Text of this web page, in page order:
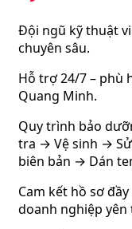
Đội ngũ kỹ thuật
chuyên sâu.
Hỗ trợ 24/7 – phù
Quang Minh.
Quy trình bảo
tra → Vệ sinh →
biên bản → Dán
Cam kết hồ sơ
doanh nghiệp